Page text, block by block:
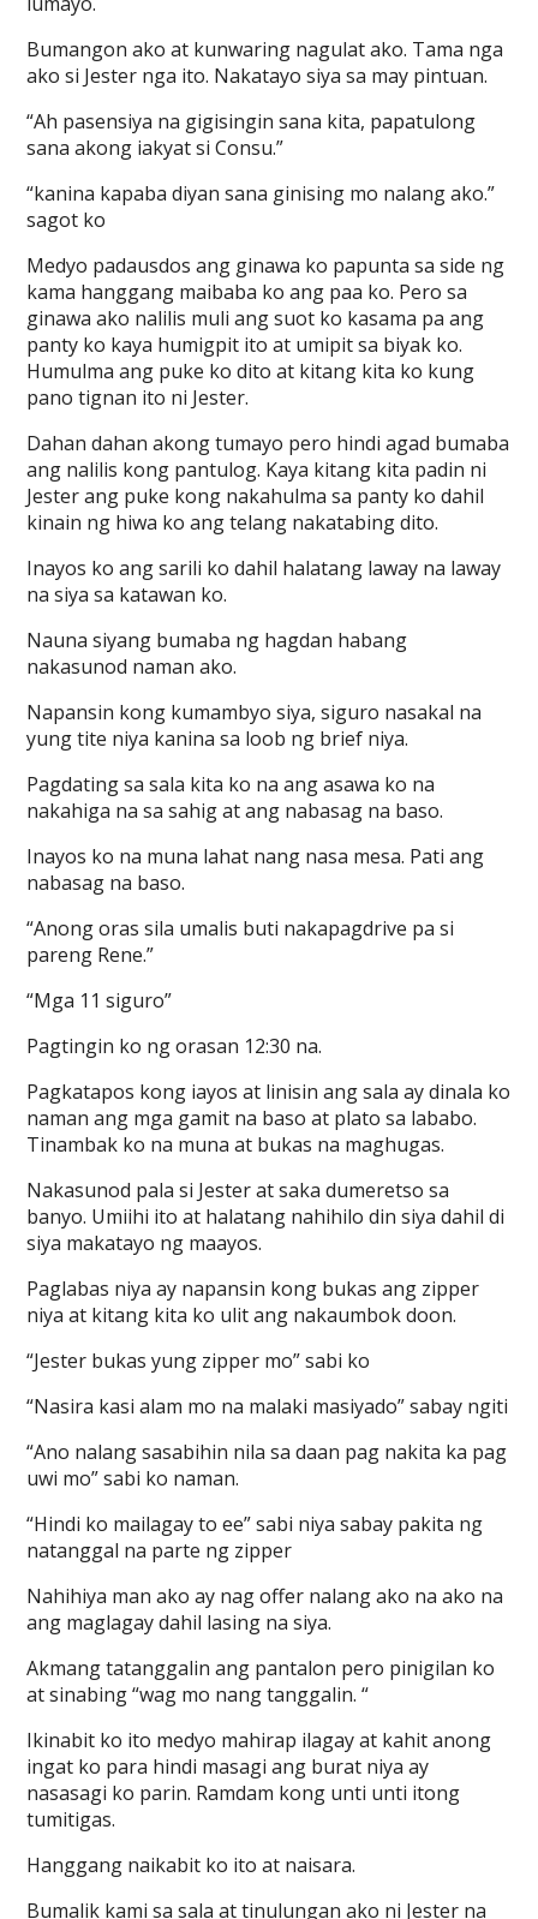
Bumangon ako at kunwaring nagulat ako. Tama nga
ako si Jester nga ito. Nakatayo siya sa may pintuan.
“Ah pasensiya na gigisingin sana kita, papatulong
sana akong iakyat si Consu.”
“kanina kapaba diyan sana ginising mo nalang ako.”
sagot ko
Medyo padausdos ang ginawa ko papunta sa side ng
kama hanggang maibaba ko ang paa ko. Pero sa
ginawa ako nalilis muli ang suot ko kasama pa ang
panty ko kaya humigpit ito at umipit sa biyak ko.
Humulma ang puke ko dito at kitang kita ko kung
pano tignan ito ni Jester.
Dahan dahan akong tumayo pero hindi agad bumaba
ang nalilis kong pantulog. Kaya kitang kita padin ni
Jester ang puke kong nakahulma sa panty ko dahil
kinain ng hiwa ko ang telang nakatabing dito.
Inayos ko ang sarili ko dahil halatang laway na laway
na siya sa katawan ko.
Nauna siyang bumaba ng hagdan habang
nakasunod naman ako.
Napansin kong kumambyo siya, siguro nasakal na
yung tite niya kanina sa loob ng brief niya.
Pagdating sa sala kita ko na ang asawa ko na
nakahiga na sa sahig at ang nabasag na baso.
Inayos ko na muna lahat nang nasa mesa. Pati ang
nabasag na baso.
“Anong oras sila umalis buti nakapagdrive pa si
pareng Rene.”
“Mga 11 siguro”
Pagtingin ko ng orasan 12:30 na.
Pagkatapos kong iayos at linisin ang sala ay dinala ko
naman ang mga gamit na baso at plato sa lababo.
Tinambak ko na muna at bukas na maghugas.
Nakasunod pala si Jester at saka dumeretso sa
banyo. Umiihi ito at halatang nahihilo din siya dahil di
siya makatayo ng maayos.
Paglabas niya ay napansin kong bukas ang zipper
niya at kitang kita ko ulit ang nakaumbok doon.
“Jester bukas yung zipper mo” sabi ko
“Nasira kasi alam mo na malaki masiyado” sabay ngiti
“Ano nalang sasabihin nila sa daan pag nakita ka pag
uwi mo” sabi ko naman.
“Hindi ko mailagay to ee” sabi niya sabay pakita ng
natanggal na parte ng zipper
Nahihiya man ako ay nag offer nalang ako na ako na
ang maglagay dahil lasing na siya.
Akmang tatanggalin ang pantalon pero pinigilan ko
at sinabing “wag mo nang tanggalin. “
Ikinabit ko ito medyo mahirap ilagay at kahit anong
ingat ko para hindi masagi ang burat niya ay
nasasagi ko parin. Ramdam kong unti unti itong
tumitigas.
Hanggang naikabit ko ito at naisara.
Bumalik kami sa sala at tinulungan ako ni Jester na